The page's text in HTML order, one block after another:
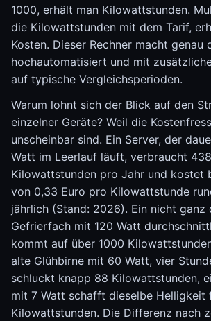
1000, erhält man Kilowattstunden.
die Kilowattstunden mit dem Tarif,
Kosten. Dieser Rechner macht genau
hochautomatisiert und mit
auf typische Vergleichsperioden.
Warum lohnt sich der Blick auf den
einzelner Geräte? Weil die
unscheinbar sind. Ein Server, der
Watt im Leerlauf läuft, verbraucht 438
Kilowattstunden pro Jahr und kostet
von 0,33 Euro pro Kilowattstunde
jährlich (Stand: 2026). Ein nicht ganz
Gefrierfach mit 120 Watt
kommt auf über 1000
alte Glühbirne mit 60 Watt, vier
schluckt knapp 88 Kilowattstunden,
mit 7 Watt schafft dieselbe Helligkeit
Kilowattstunden. Die Differenz nach